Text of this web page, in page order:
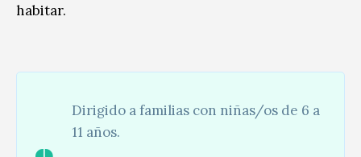
habitar.
Dirigido a familias con niñas/os de 6 a
11 años.